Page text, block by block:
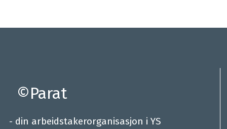
©Parat
- din arbeidstakerorganisasjon i YS